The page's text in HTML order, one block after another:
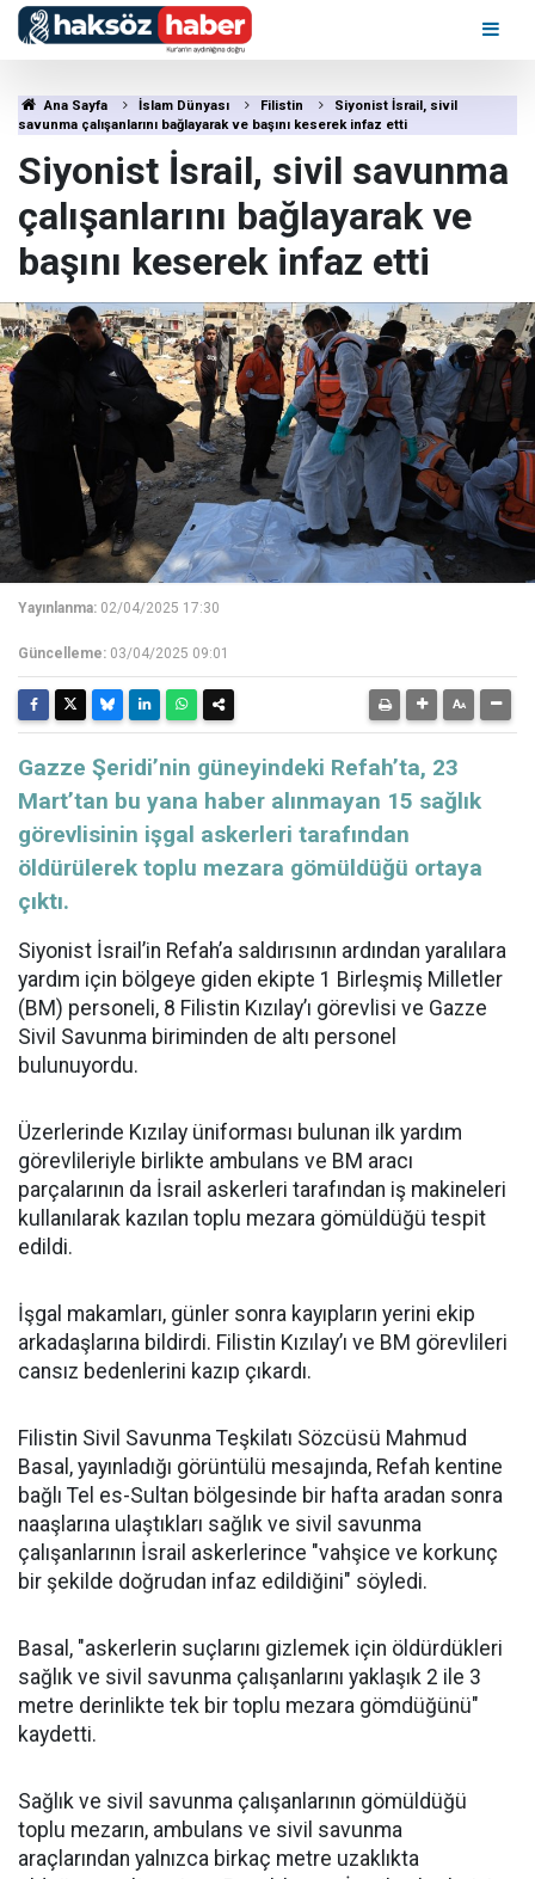
Ana Sayfa İslam Dünyası Filistin
Siyonist İsrail, sivil
savunma çalışanlarını bağlayarak ve başını keserek infaz etti
Siyonist İsrail, sivil savunma
çalışanlarını bağlayarak ve
başını keserek infaz etti
Yayınlanma: 02/04/2025 17:30
Güncelleme: 03/04/2025 09:01
Gazze Şeridi’nin güneyindeki Refah’ta, 23
Mart’tan bu yana haber alınmayan 15 sağlık
görevlisinin işgal askerleri tarafından
öldürülerek toplu mezara gömüldüğü ortaya
çıktı.
Siyonist İsrail’in Refah’a saldırısının ardından yaralılara
yardım için bölgeye giden ekipte 1 Birleşmiş Milletler
(BM) personeli, 8 Filistin Kızılay’ı görevlisi ve Gazze
Sivil Savunma biriminden de altı personel
bulunuyordu.
Üzerlerinde Kızılay üniforması bulunan ilk yardım
görevlileriyle birlikte ambulans ve BM aracı
parçalarının da İsrail askerleri tarafından iş makineleri
kullanılarak kazılan toplu mezara gömüldüğü tespit
edildi.
İşgal makamları, günler sonra kayıpların yerini ekip
arkadaşlarına bildirdi. Filistin Kızılay’ı ve BM görevlileri
cansız bedenlerini kazıp çıkardı.
Filistin Sivil Savunma Teşkilatı Sözcüsü Mahmud
Basal, yayınladığı görüntülü mesajında, Refah kentine
bağlı Tel es-Sultan bölgesinde bir hafta aradan sonra
naaşlarına ulaştıkları sağlık ve sivil savunma
çalışanlarının İsrail askerlerince "vahşice ve korkunç
bir şekilde doğrudan infaz edildiğini" söyledi.
Basal, "askerlerin suçlarını gizlemek için öldürdükleri
sağlık ve sivil savunma çalışanlarını yaklaşık 2 ile 3
metre derinlikte tek bir toplu mezara gömdüğünü"
kaydetti.
Sağlık ve sivil savunma çalışanlarının gömüldüğü
toplu mezarın, ambulans ve sivil savunma
araçlarından yalnızca birkaç metre uzaklıkta